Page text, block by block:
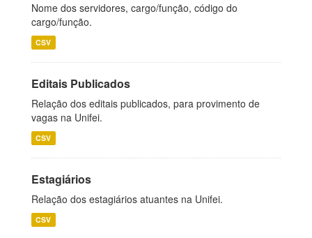
Nome dos servidores, cargo/função, código do
cargo/função.
CSV
Editais Publicados
Relação dos editais publicados, para provimento de
vagas na Unifei.
CSV
Estagiários
Relação dos estagiários atuantes na Unifei.
CSV